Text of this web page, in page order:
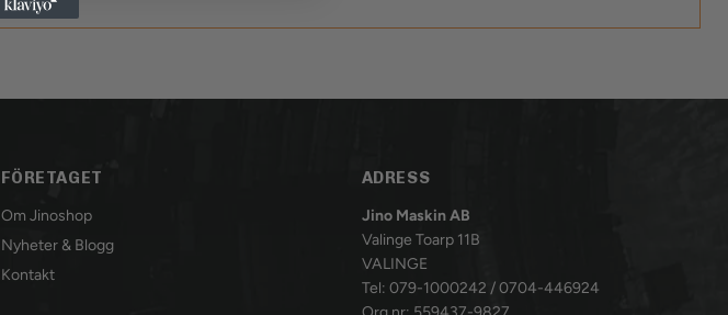
FÖRETAGET
Om Jinoshop
Nyheter & Blogg
Kontakt
ADRESS
Jino Maskin AB
Valinge Toarp 11B
VALINGE
Tel: 079-1000242 / 0704-446924